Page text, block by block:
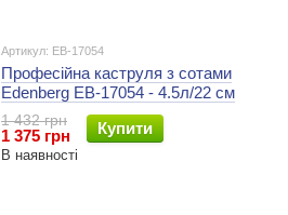
Артикул: EB-17054
Професійна каструля з сотами
Edenberg EB-17054 - 4.5л/22 см
1 432 грн
1 375 грн Купити
В наявності